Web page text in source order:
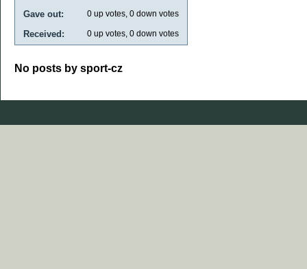
Gave out: 0 up votes, 0 down votes
Received: 0 up votes, 0 down votes
No posts by sport-cz